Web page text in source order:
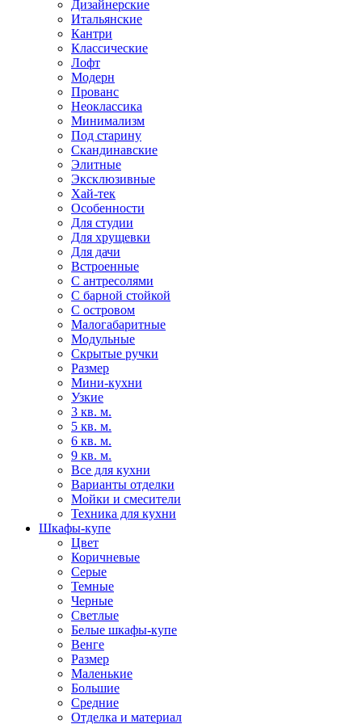
Дизайнерские
Итальянские
Кантри
Классические
Лофт
Модерн
Прованс
Неоклассика
Минимализм
Под старину
Скандинавские
Элитные
Эксклюзивные
Хай-тек
Особенности
Для студии
Для хрущевки
Для дачи
Встроенные
С антресолями
С барной стойкой
С островом
Малогабаритные
Модульные
Скрытые ручки
Размер
Мини-кухни
Узкие
3 кв. м.
5 кв. м.
6 кв. м.
9 кв. м.
Все для кухни
Варианты отделки
Мойки и смесители
Техника для кухни
Шкафы-купе
Цвет
Коричневые
Серые
Темные
Черные
Светлые
Белые шкафы-купе
Венге
Размер
Маленькие
Большие
Средние
Отделка и материал